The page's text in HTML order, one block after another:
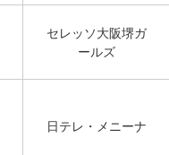
セレッソ大阪堺ガ
ールズ
日テレ・メニーナ